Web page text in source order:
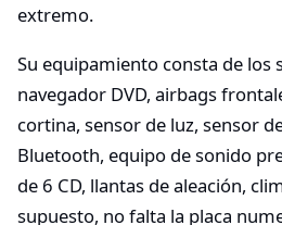
extremo.
Su equipamiento consta de los
navegador DVD, airbags
cortina, sensor de luz, sensor
Bluetooth, equipo de sonido
de 6 CD, llantas de aleación,
supuesto, no falta la placa